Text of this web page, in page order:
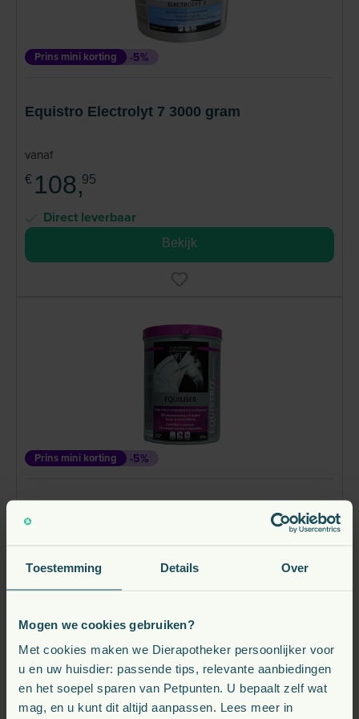
Toestemming Details Over
Mogen we cookies gebruiken?
Met cookies maken we Dierapotheker persoonlijker voor
u en uw huisdier: passende tips, relevante aanbiedingen
en het soepel sparen van Petpunten. U bepaalt zelf wat
mag, en u kunt dit altijd aanpassen. Lees meer in
Prins mini korting -5%
Equistro Electrolyt 7 3000 gram
vanaf
€ 108,95
Direct leverbaar
Bekijk
Prins mini korting -5%
77,
Direct leverbaar
Bekijk